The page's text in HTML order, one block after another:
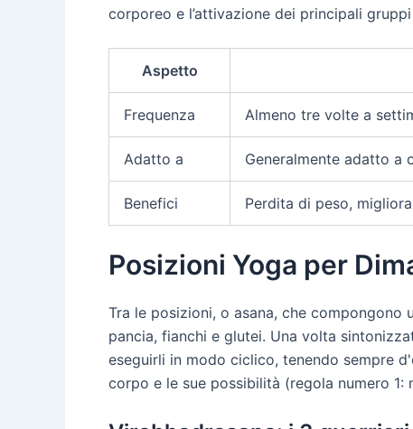
corporeo e l’attivazione dei principali
Aspetto
Frequenza Almeno tre volte a
Adatto a Generalmente adatto a
Benefici Perdita di peso,
Posizioni Yoga per
Tra le posizioni, o asana, che
pancia, fianchi e glutei. Una volta
eseguirli in modo ciclico, tenendo sempre
corpo e le sue possibilità (regola numero 1: